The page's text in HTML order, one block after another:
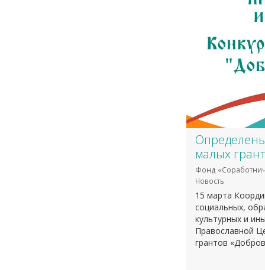
малых
Фонд
Новость
15 марта
социальных,
культурных и
Православной
грантов